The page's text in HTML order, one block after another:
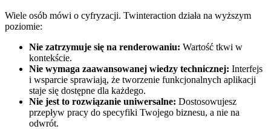
Wiele osób mówi o cyfryzacji. Twinteraction działa na wyższym
poziomie:
Nie zatrzymuje się na renderowaniu: Wartość tkwi w
kontekście.
Nie wymaga zaawansowanej wiedzy technicznej: Interfejs
i wsparcie sprawiają, że tworzenie funkcjonalnych aplikacji
staje się dostępne dla każdego.
Nie jest to rozwiązanie uniwersalne: Dostosowujesz
przepływ pracy do specyfiki Twojego biznesu, a nie na
odwrót.